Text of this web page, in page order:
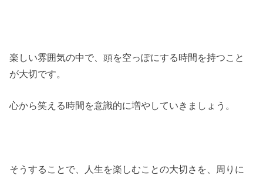
楽しい雰囲気の中で、頭を空っぽにする時間を持つこと
が大切です。
心から笑える時間を意識的に増やしていきましょう。
そうすることで、人生を楽しむことの大切さを、周りに